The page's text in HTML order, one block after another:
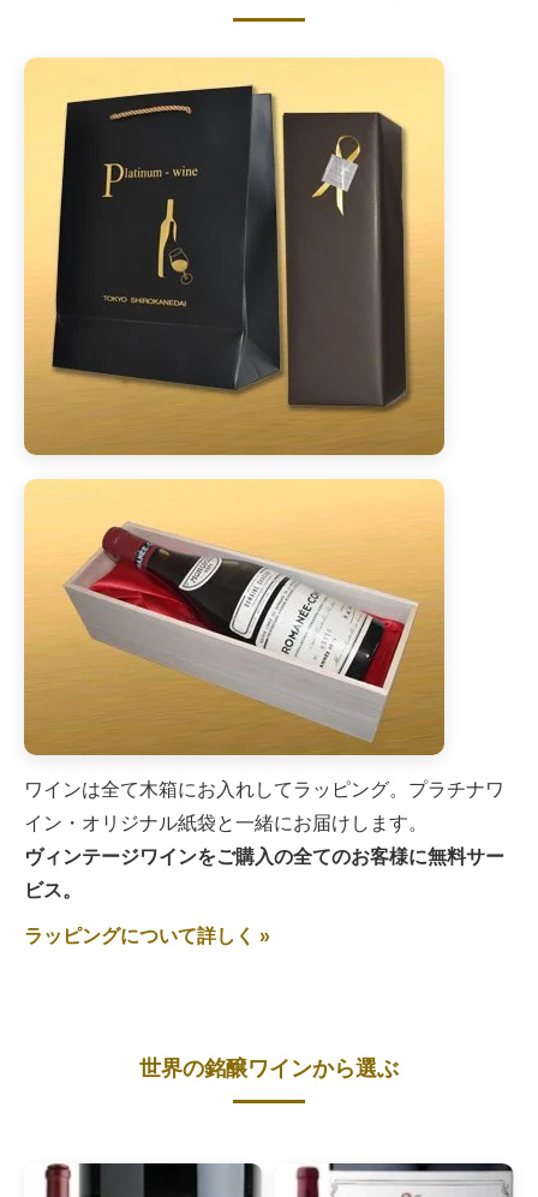
ワインは全て木箱にお入れしてラッピング。プラチナワ
イン・オリジナル紙袋と一緒にお届けします。
ヴィンテージワインをご購入の全てのお客様に無料サー
ビス。
ラッピングについて詳しく »
世界の銘醸ワインから選ぶ